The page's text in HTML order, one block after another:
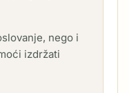
nego i
izdržati